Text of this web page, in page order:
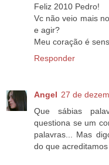
Feliz 2010 Pedro!
Vc não veio mais
e agir?
Meu coração é
Responder
Angel 27 de
Que sábias
questiona se um
palavras... Mas
do que acreditamos